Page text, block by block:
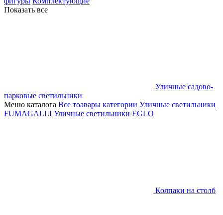
Показать все
Уличные садово-
парковые светильники
Меню каталога Все тоавары категории Уличные светильники
FUMAGALLI Уличные светильники EGLO
Колпаки на столб